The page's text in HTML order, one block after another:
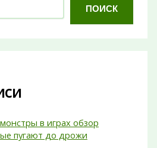
ПОИСК
в играх обзор
пугают до дрожи